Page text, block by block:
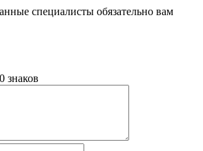
специалисты обязательно вам
знаков